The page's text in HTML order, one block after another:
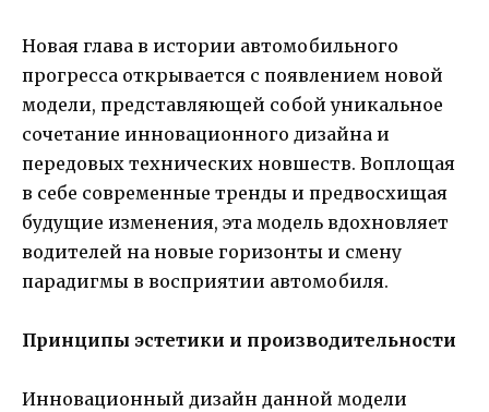
Новая глава в истории автомобильного
прогресса открывается с появлением новой
модели, представляющей собой уникальное
сочетание инновационного дизайна и
передовых технических новшеств. Воплощая
в себе современные тренды и предвосхищая
будущие изменения, эта модель вдохновляет
водителей на новые горизонты и смену
парадигмы в восприятии автомобиля.
Принципы эстетики и производительности
Инновационный дизайн данной модели